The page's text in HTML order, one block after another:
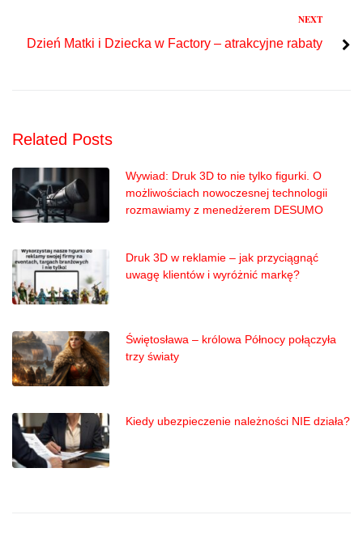
NEXT
Dzień Matki i Dziecka w Factory – atrakcyjne rabaty
Related Posts
Wywiad: Druk 3D to nie tylko figurki. O
możliwościach nowoczesnej technologii
rozmawiamy z menedżerem DESUMO
Druk 3D w reklamie – jak przyciągnąć
uwagę klientów i wyróżnić markę?
Świętosława – królowa Północy połączyła
trzy światy
Kiedy ubezpieczenie należności NIE działa?